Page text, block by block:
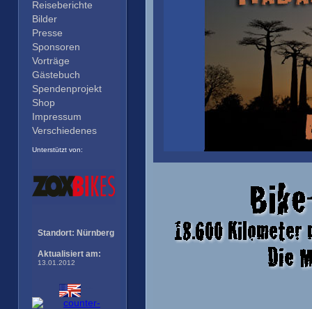
Reiseberichte
Bilder
Presse
Sponsoren
Vorträge
Gästebuch
Spendenprojekt
Shop
Impressum
Verschiedenes
Unterstützt von: